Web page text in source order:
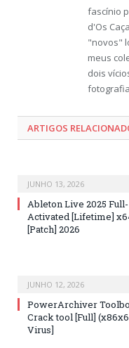
fascínio
d'Os
"novos"
meus
dois
ARTIGOS
JUNHO 13, 2026
Ableton Live 2025 Full-
Activated [Lifetime]
[Patch] 2026
JUNHO 12, 2026
PowerArchiver
Crack tool [Full]
Virus]